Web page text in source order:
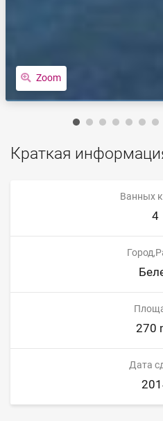
Zoom
Краткая
Ванных
4
270
Дата